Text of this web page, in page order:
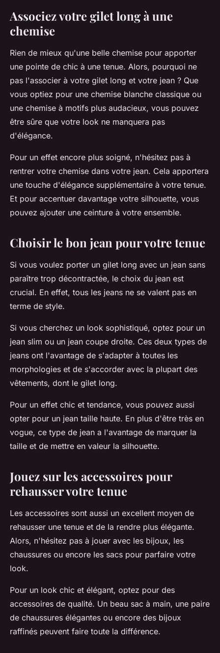
Associez votre gilet long à une
chemise
Rien de mieux qu'une belle chemise pour apporter
une pointe de chic à une tenue. Alors, pourquoi ne
pas l'associer à votre gilet long et votre jean ? Que
vous optiez pour une chemise blanche classique ou
une chemise à motifs plus audacieux, vous pouvez
être sûre que votre look ne manquera pas
d'élégance.
Pour un effet encore plus soigné, n'hésitez pas à
rentrer votre chemise dans votre jean. Cela apportera
une touche d'élégance supplémentaire à votre tenue.
Et pour accentuer davantage votre silhouette, vous
pouvez ajouter une ceinture à votre ensemble.
Choisir le bon jean pour votre tenue
Si vous voulez porter un gilet long avec un jean sans
paraître trop décontractée, le choix du jean est
crucial. En effet, tous les jeans ne se valent pas en
terme de style.
Si vous cherchez un look sophistiqué, optez pour un
jean slim ou un jean coupe droite. Ces deux types de
jeans ont l'avantage de s'adapter à toutes les
morphologies et de s'accorder avec la plupart des
vêtements, dont le gilet long.
Pour un effet chic et tendance, vous pouvez aussi
opter pour un jean taille haute. En plus d'être très en
vogue, ce type de jean a l'avantage de marquer la
taille et de mettre en valeur la silhouette.
Jouez sur les accessoires pour
rehausser votre tenue
Les accessoires sont aussi un excellent moyen de
rehausser une tenue et de la rendre plus élégante.
Alors, n'hésitez pas à jouer avec les bijoux, les
chaussures ou encore les sacs pour parfaire votre
look.
Pour un look chic et élégant, optez pour des
accessoires de qualité. Un beau sac à main, une paire
de chaussures élégantes ou encore des bijoux
raffinés peuvent faire toute la différence.